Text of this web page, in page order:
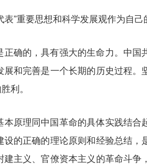
”重要思想和科学发展观作为自己
确的，具有强大的生命力。中
和完善是一个长期的历史过程
利。
原理同中国革命的具体实践结
的正确的理论原则和经验总结
主义、官僚资本主义的革命斗